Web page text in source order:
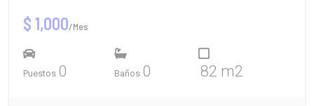
$ 1,000/Mes
Puestos 0 Baños 0 82 m2